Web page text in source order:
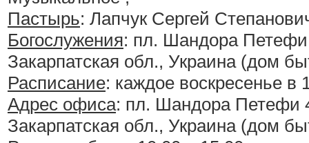
Пастырь: Лапчук Сергей
Богослужения: пл. Шандора Петефи
Закарпатская обл., Украина (дом
Расписание: каждое воскресенье в
Адрес офиса: пл. Шандора Петефи
Закарпатская обл., Украина (дом